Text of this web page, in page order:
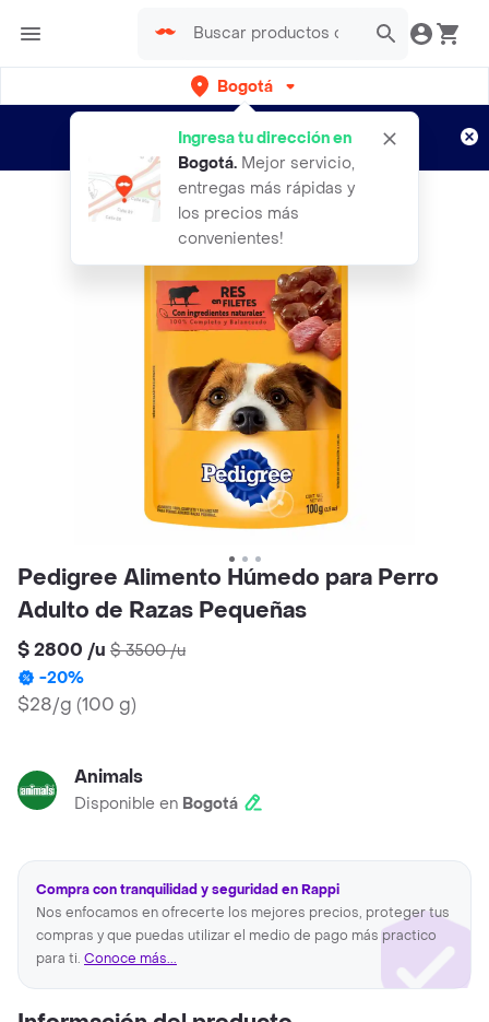
Bogotá
Ingresa tu dirección en
Bogotá. Mejor servicio,
entregas más rápidas y
los precios más
convenientes!
envíos gratis por semanas
Aplican TyC
Pedigree Alimento Húmedo para Perro
Adulto de Razas Pequeñas
$ 2800 /u $ 3500/u
-20%
$28/g (100 g)
Animals
Disponible en Bogotá
Compra con tranquilidad y seguridad en Rappi
Nos enfocamos en ofrecerte los mejores precios, proteger tus
compras y que puedas utilizar el medio de pago más practico
para ti. Conoce más...